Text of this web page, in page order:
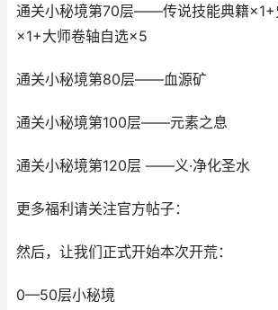
通关小秘境第70层——传说技能典籍×1+
×1+大师卷轴自选×5
通关小秘境第80层——血源矿
通关小秘境第100层——元素之息
通关小秘境第120层 ——义·净化圣水
更多福利请关注官方帖子：
然后，让我们正式开始本次开荒：
0—50层小秘境